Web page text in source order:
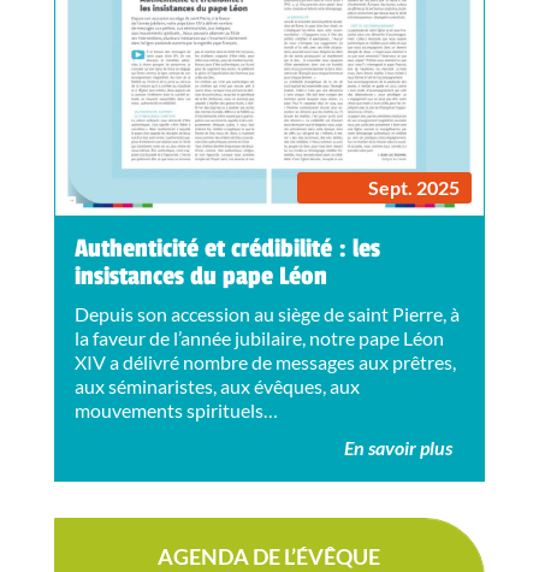
Sept. 2025
Authenticité et crédibilité : les
insistances du pape Léon
Depuis son accession au siège de saint Pierre, à
la faveur de l’année jubilaire, notre pape Léon
XIV a délivré nombre de messages aux prêtres,
aux séminaristes, aux évêques, aux
mouvements spirituels…
En savoir plus
AGENDA DE L’ÉVÊQUE